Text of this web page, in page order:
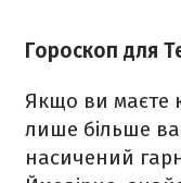
Гороскоп для
Якщо ви маєте
лише більше
насичений